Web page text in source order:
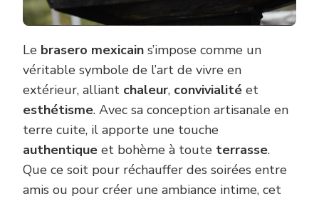
Le brasero mexicain s’impose comme un
véritable symbole de l’art de vivre en
extérieur, alliant chaleur, convivialité et
esthétisme. Avec sa conception artisanale en
terre cuite, il apporte une touche
authentique et bohème à toute terrasse.
Que ce soit pour réchauffer des soirées entre
amis ou pour créer une ambiance intime, cet